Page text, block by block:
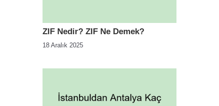
ZIF Nedir? ZIF Ne Demek?
18 Aralık 2025